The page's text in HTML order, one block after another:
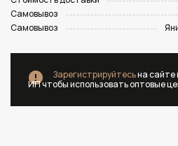
Самовывоз
Самовывоз
Зарегистрируйтесьна сайте
ИП чтобы использовать оптовые